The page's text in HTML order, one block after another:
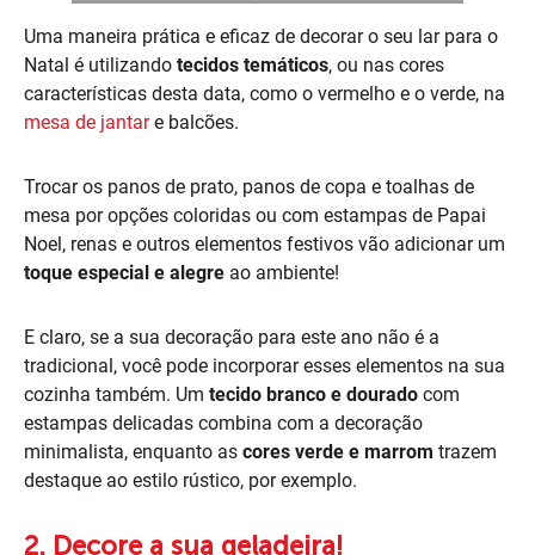
Uma maneira prática e eficaz de decorar o seu lar para o
Natal é utilizando tecidos temáticos, ou nas cores
características desta data, como o vermelho e o verde, na
mesa de jantare balcões.
Trocar os panos de prato, panos de copa e toalhas de
mesa por opções coloridas ou com estampas de Papai
Noel, renas e outros elementos festivos vão adicionar um
toque especial e alegre ao ambiente!
E claro, se a sua decoração para este ano não é a
tradicional, você pode incorporar esses elementos na sua
cozinha também. Um tecido branco e dourado com
estampas delicadas combina com a decoração
minimalista, enquanto as cores verde e marrom trazem
destaque ao estilo rústico, por exemplo.
2. Decore a sua geladeira!